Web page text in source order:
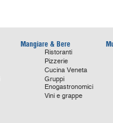
Mangiare & Bere
Ristoranti
Pizzerie
Cucina Veneta
Gruppi
Enogastronomici
Vini e grappe